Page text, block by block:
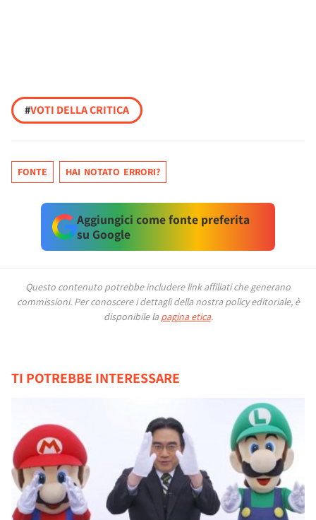
#VOTI DELLA CRITICA
FONTE HAI NOTATO ERRORI?
Aggiungici come fonte preferita
su Google
Questo contenuto potrebbe includere link affiliati che generano
commissioni. Per conoscere i dettagli della nostra policy editoriale, è
disponibile la pagina etica.
TI POTREBBE INTERESSARE